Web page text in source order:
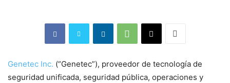
Genetec Inc. (“Genetec”), proveedor de tecnología de
seguridad unificada, seguridad pública, operaciones y